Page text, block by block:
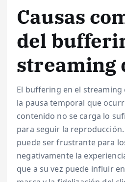
Causas
del
streaming
El buffering en el streaming
la pausa temporal que
contenido no se carga lo
para seguir la
puede ser frustrante para
negativamente la
que a su vez puede influir